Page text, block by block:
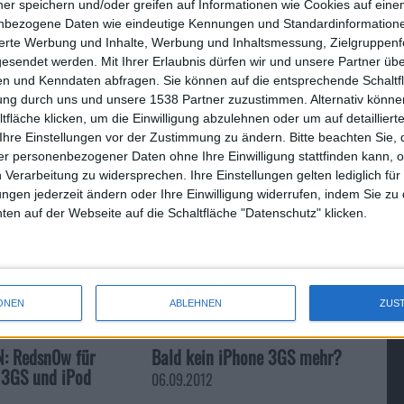
speichern und/oder greifen auf Informationen wie Cookies auf
Daten wie eindeutige Kennungen und
Werbung und Inhalte, Werbung und Inhaltsmessung,
werden.
Mit Ihrer Erlaubnis dürfen wir und unsere Partner
und Kenndaten abfragen. Sie können auf die entsprechende
durch uns und unsere 1538 Partner zuzustimmen. Alternativ
klicken, um die Einwilligung abzulehnen oder um auf
Einstellungen vor der Zustimmung zu ändern.
Bitte beachten Sie,
personenbezogener Daten ohne Ihre Einwilligung stattfinden kann,
Verarbeitung zu widersprechen. Ihre Einstellungen gelten lediglich
jederzeit ändern oder Ihre Einwilligung widerrufen, indem Sie zu
auf der Webseite auf die Schaltfläche "Datenschutz" klicken.
ABLEHNEN
doch Apple hat mit Herausgabe der Beta 3 von iOS 6
bei diesen beiden Features auf dem iPhone
davon profitieren wird können.
im Internet sollen sich bis vor kurzem noch 8 Fußnoten
sind nach der Veröffentlichung der Beta 3 von iOS 6
Firefox 14.0.1 Release inklusi…
Redsn0w für
und iPod
Bald kein iPhone 3GS mehr?
06.09.2012